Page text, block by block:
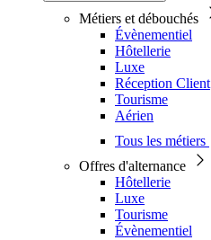
Métiers et débouchés
Évènementiel
Hôtellerie
Luxe
Réception Client
Tourisme
Aérien
Tous les métiers
Offres d'alternance
Hôtellerie
Luxe
Tourisme
Évènementiel